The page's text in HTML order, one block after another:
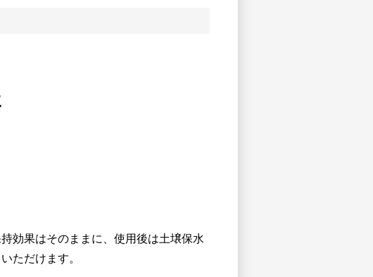
効果はそのままに、使用後は土壌保水
ただけます。